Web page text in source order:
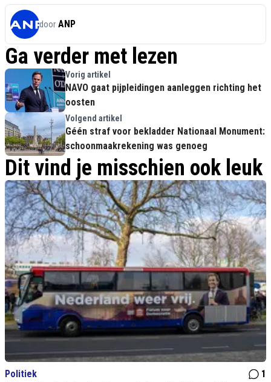
door ANP
Ga verder met lezen
Vorig artikel
NAVO gaat pijpleidingen aanleggen richting het
oosten
Volgend artikel
Géén straf voor bekladder Nationaal Monument:
schoonmaakrekening was genoeg
Dit vind je misschien ook leuk
Politiek
1